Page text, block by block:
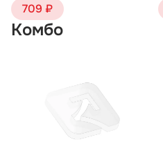
709 ₽
Комбо